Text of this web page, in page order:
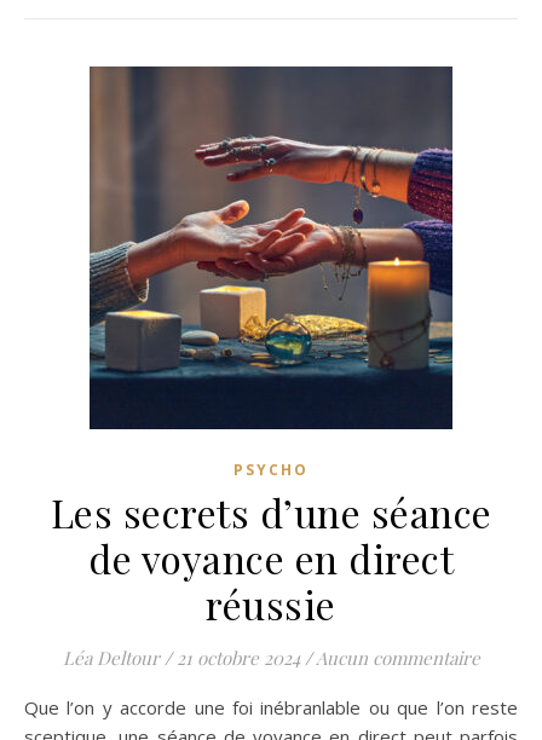
PSYCHO
Les secrets d’une séance
de voyance en direct
réussie
Léa Deltour / 21 octobre 2024 /Aucun commentaire
Que l’on y accorde une foi inébranlable ou que l’on reste